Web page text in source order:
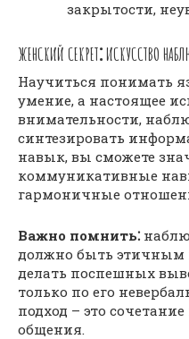
закрытости,
ЖЕНСКИЙ СЕКРЕТ⁚ ИСКУССТВО
Научиться понимать
умение, а настоящее
внимательности,
синтезировать
навык, вы сможете
коммуникативные
гармоничные
Важно помнить⁚
должно быть этичным
делать поспешных
только по его
подход – это
общения.